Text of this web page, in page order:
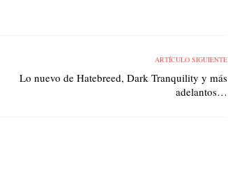
ARTÍCULO SIGUIENTE
Lo nuevo de Hatebreed, Dark Tranquility y más
adelantos…